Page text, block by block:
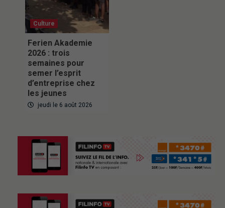
Culture
Ferien Akademie
2026 : trois
semaines pour
semer l’esprit
d’entreprise chez
les jeunes
jeudi le 6 août 2026